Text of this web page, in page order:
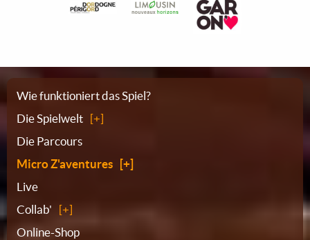
Sitemap
Wie funktioniert das Spiel?
Die Spielwelt
Die Parcours
Micro Z'aventures
Live
Collab'
Online-Shop